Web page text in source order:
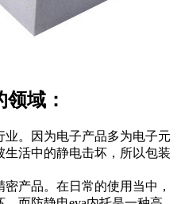
域：
。因为电子产品多为电子元
活中的静电击坏，所以包装
产品。在日常的使用当中，